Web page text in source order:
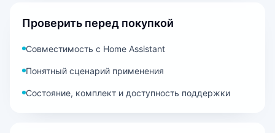
Проверить перед покупкой
Совместимость с Home Assistant
Понятный сценарий применения
Состояние, комплект и доступность поддержки